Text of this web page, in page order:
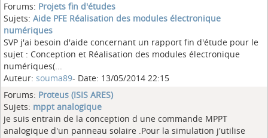
Forums: Projets fin d'études
Sujets: Aide PFE Réalisation des modules électronique
numériques
SVP j'ai besoin d'aide concernant un rapport fin d'étude pour le
sujet : Conception et Réalisation des modules électronique
numériques(...
Auteur: souma89- Date: 13/05/2014 22:15
Forums: Proteus (ISIS ARES)
Sujets: mppt analogique
je suis entrain de la conception d une commande MPPT
analogique d'un panneau solaire .Pour la simulation j'utilise